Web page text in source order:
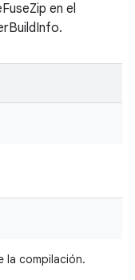
en el
la compilación.